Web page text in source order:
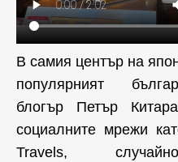
В самия център на
популярният
блогър Петър
социалните мрежи
Travels,